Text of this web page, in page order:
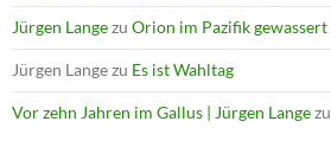
Jürgen Langezu Orion im Pazifik gewassert
Jürgen Langezu Es ist Wahltag
Vor zehn Jahren im Gallus | Jürgen Langezu